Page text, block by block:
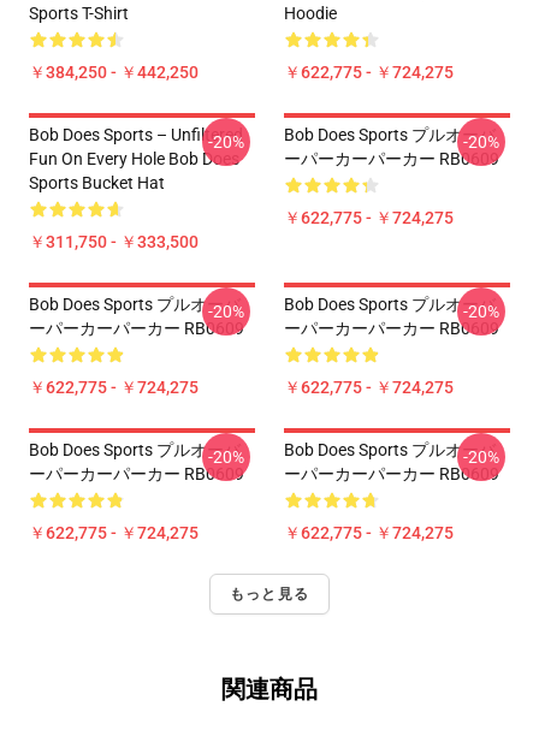
Sports T-Shirt
￥384,250 - ￥442,250
Hoodie
￥622,775 - ￥724,275
Bob Does Sports – Unfiltered
Fun On Every Hole Bob Does
Sports Bucket Hat
￥311,750 - ￥333,500
-20%
Bob Does Sports プルオーバ
ーパーカーパーカー RB0609
￥622,775 - ￥724,275
-20%
Bob Does Sports プルオーバ
ーパーカーパーカー RB0609
￥622,775 - ￥724,275
-20%
Bob Does Sports プルオーバ
ーパーカーパーカー RB0609
￥622,775 - ￥724,275
-20%
Bob Does Sports プルオーバ
ーパーカーパーカー RB0609
￥622,775 - ￥724,275
-20%
Bob Does Sports プルオーバ
ーパーカーパーカー RB0609
￥622,775 - ￥724,275
-20%
もっと見る
関連商品